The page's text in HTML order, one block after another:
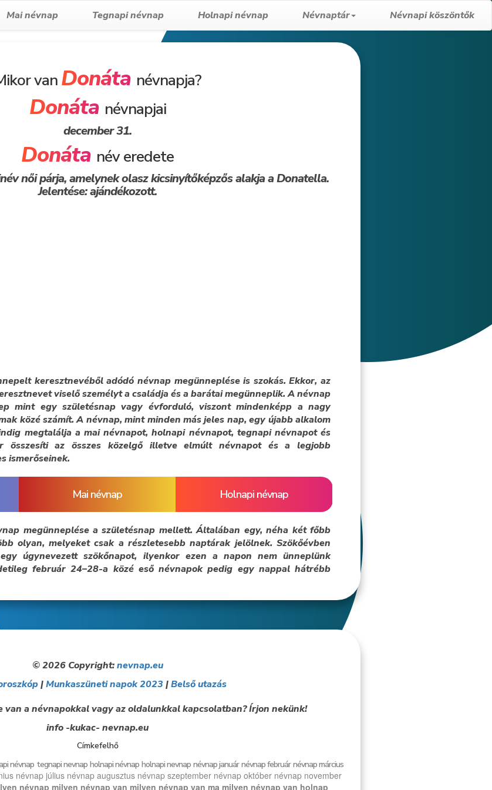
Mai névnap Tegnapi névnap Holnapi névnap Névnaptár Névnapi köszöntők
vanDonáta névnapja?
Donáta névnapjai
december 31.
Donáta név eredete
női párja, amelynek olasz kicsinyítőképzős alakja a Donatella.
Jelentése: ajándékozott.
keresztnevéből adódó névnap megünneplése is szokás. Ekkor, az
viselő személyt a családja és a barátai megünneplik. A névnap
mint egy születésnap vagy évforduló, viszont mindenképp a nagy
közé számít. A névnap, mint minden más jeles nap, egy újabb alkalom
megtalálja a mai névnapot, holnapi névnapot, tegnapi névnapot és
összesíti az összes közelgő illetve elmúlt névnapot és a legjobb
ismerőseinek.
Mai névnap Holnapi névnap
megünneplése a születésnap mellett. Általában egy, néha két főbb
olyan, melyeket csak a részletesebb naptárak jelölnek. Szökőévben
úgynevezett szökőnapot, ilyenkor ezen a napon nem ünneplünk
február 24–28-a közé eső névnapok pedig egy nappal hátrébb
© 2026 Copyright:nevnap.eu
|Munkaszüneti napok 2023|Belső utazás
van a névnapokkal vagy az oldalunkkal kapcsolatban? Írjon nekünk!
info -kukac- nevnap.eu
Címkefelhő
névnap tegnapi nevnap holnapi névnap holnapi nevnap névnap január névnap február névnap március
névnap július névnap augusztus névnap szeptember névnap október névnap november
névnap milyen névnap van milyen névnap van ma milyen névnap van holnap